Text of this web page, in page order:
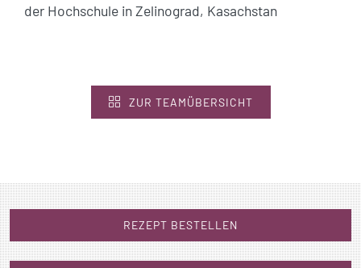
der Hochschule in Zelinograd, Kasachstan
ZUR TEAMÜBERSICHT
REZEPT BESTELLEN